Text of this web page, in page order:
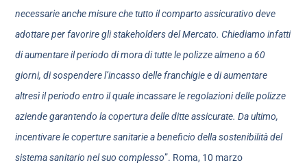
necessarie anche misure che tutto il comparto assicurativo deve
adottare per favorire gli stakeholders del Mercato. Chiediamo infatti
di aumentare il periodo di mora di tutte le polizze almeno a 60
giorni, di sospendere l’incasso delle franchigie e di aumentare
altresì il periodo entro il quale incassare le regolazioni delle polizze
aziende garantendo la copertura delle ditte assicurate. Da ultimo,
incentivare le coperture sanitarie a beneficio della sostenibilità del
sistema sanitario nel suo complesso”. Roma, 10 marzo